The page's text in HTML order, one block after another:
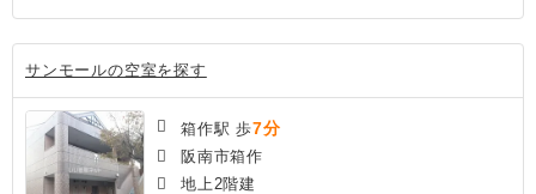
サンモールの空室を探す
箱作駅 歩7分
阪南市箱作
地上2階建